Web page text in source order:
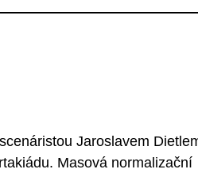
Jaroslavem
Masová normalizační